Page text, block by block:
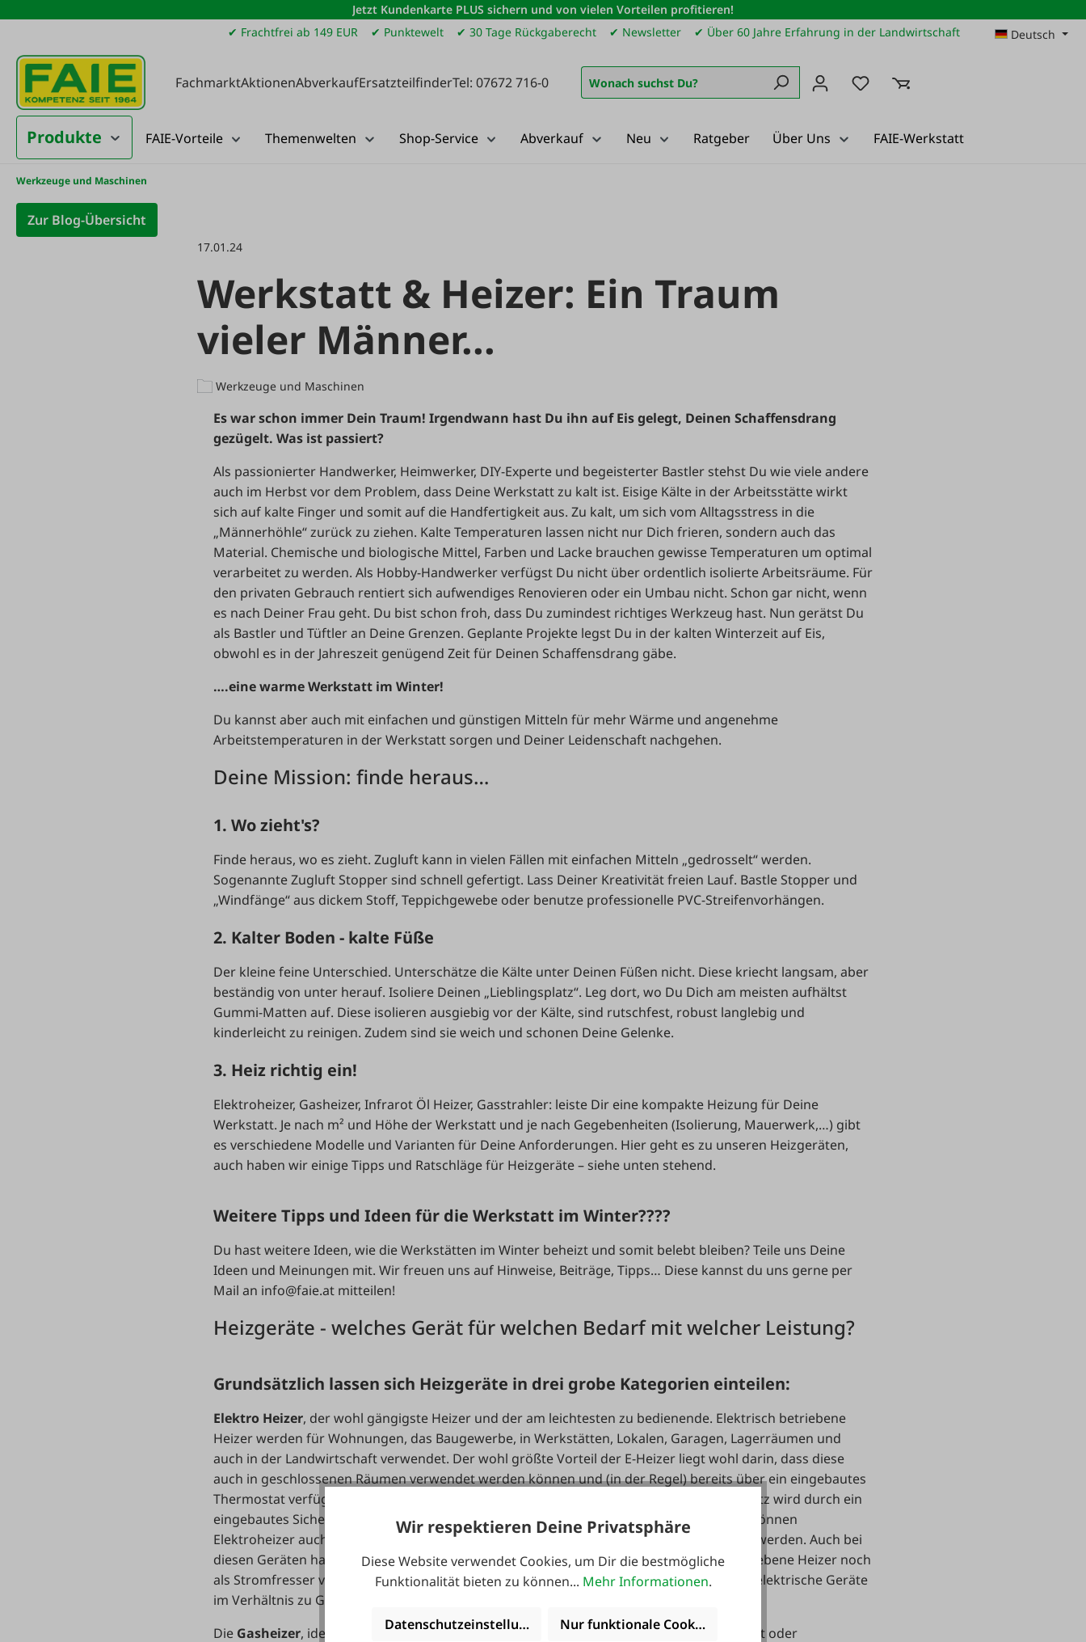
Hauptinhalt springen
Zur Suche springen
Zur Hauptnavigation springen
Jetzt Kundenkarte PLUS sichern und von vielen Vorteilen profitieren!
✔ Frachtfrei ab 149 EUR
✔ Punktewelt ✔ 30 Tage Rückgaberecht ✔ Newsletter ✔ Über 60 Jahre Erfahrung in der Landwirtschaft Deutsch
FachmarktAktionenAbverkaufErsatzteilfinderTel: 07672 716-0 Du hast 0 Produkte auf dem
Produkte FAIE-Vorteile Themenwelten Shop-Service Abverkauf Neu Ratgeber Über Uns FAIE-Werkstatt
Werkzeuge und Maschinen
Zur Blog-Übersicht
17.01.24
Werkstatt & Heizer: Ein Traum
vieler Männer...
Werkzeuge und Maschinen
Es war schon immer Dein Traum! Irgendwann hast Du ihn auf Eis gelegt, Deinen Schaffensdrang
gezügelt. Was ist passiert?
Als passionierter Handwerker, Heimwerker, DIY-Experte und begeisterter Bastler stehst Du wie viele andere
auch im Herbst vor dem Problem, dass Deine Werkstatt zu kalt ist. Eisige Kälte in der Arbeitsstätte wirkt
sich auf kalte Finger und somit auf die Handfertigkeit aus. Zu kalt, um sich vom Alltagsstress in die
„Männerhöhle“ zurück zu ziehen. Kalte Temperaturen lassen nicht nur Dich frieren, sondern auch das
Material. Chemische und biologische Mittel, Farben und Lacke brauchen gewisse Temperaturen um optimal
verarbeitet zu werden. Als Hobby-Handwerker verfügst Du nicht über ordentlich isolierte Arbeitsräume. Für
den privaten Gebrauch rentiert sich aufwendiges Renovieren oder ein Umbau nicht. Schon gar nicht, wenn
es nach Deiner Frau geht. Du bist schon froh, dass Du zumindest richtiges Werkzeug hast. Nun gerätst Du
als Bastler und Tüftler an Deine Grenzen. Geplante Projekte legst Du in der kalten Winterzeit auf Eis,
obwohl es in der Jahreszeit genügend Zeit für Deinen Schaffensdrang gäbe.
….eine warme Werkstatt im Winter!
Du kannst aber auch mit einfachen und günstigen Mitteln für mehr Wärme und angenehme
Arbeitstemperaturen in der Werkstatt sorgen und Deiner Leidenschaft nachgehen.
Deine Mission: finde heraus…
1. Wo zieht's?
Finde heraus, wo es zieht. Zugluft kann in vielen Fällen mit einfachen Mitteln „gedrosselt“ werden.
Sogenannte Zugluft Stopper sind schnell gefertigt. Lass Deiner Kreativität freien Lauf. Bastle Stopper und
„Windfänge“ aus dickem Stoff, Teppichgewebe oder benutze professionelle PVC-Streifenvorhängen.
2. Kalter Boden - kalte Füße
Der kleine feine Unterschied. Unterschätze die Kälte unter Deinen Füßen nicht. Diese kriecht langsam, aber
beständig von unter herauf. Isoliere Deinen „Lieblingsplatz“. Leg dort, wo Du Dich am meisten aufhältst
Gummi-Matten auf. Diese isolieren ausgiebig vor der Kälte, sind rutschfest, robust langlebig und
kinderleicht zu reinigen. Zudem sind sie weich und schonen Deine Gelenke.
3. Heiz richtig ein!
Elektroheizer, Gasheizer, Infrarot Öl Heizer, Gasstrahler: leiste Dir eine kompakte Heizung für Deine
Werkstatt. Je nach m² und Höhe der Werkstatt und je nach Gegebenheiten (Isolierung, Mauerwerk,…) gibt
es verschiedene Modelle und Varianten für Deine Anforderungen. Hier geht es zu unseren Heizgeräten,
auch haben wir einige Tipps und Ratschläge für Heizgeräte – siehe unten stehend.
Weitere Tipps und Ideen für die Werkstatt im Winter????
Du hast weitere Ideen, wie die Werkstätten im Winter beheizt und somit belebt bleiben? Teile uns Deine
Ideen und Meinungen mit. Wir freuen uns auf Hinweise, Beiträge, Tipps… Diese kannst du uns gerne per
Mail an info@faie.at mitteilen!
Heizgeräte - welches Gerät für welchen Bedarf mit welcher Leistung?
Grundsätzlich lassen sich Heizgeräte in drei grobe Kategorien einteilen:
Elektro Heizer, der wohl gängigste Heizer und der am leichtesten zu bedienende. Elektrisch betriebene
Heizer werden für Wohnungen, das Baugewerbe, in Werkstätten, Lokalen, Garagen, Lagerräumen und
auch in der Landwirtschaft verwendet. Der wohl größte Vorteil der E-Heizer liegt wohl darin, dass diese
auch in geschlossenen Räumen verwendet werden können und (in der Regel) bereits über ein eingebautes
Thermostat verfügen. Meist ist die Heizleistung in Stufen regelbar, der Überhitzungsschutz wird durch ein
eingebautes Sicherheitsthermostat gewährleistet. Durch die 230V Anschluss Spannung können
Elektroheizer auch so gut wie überall wo Steckdosen vorhanden sind „autark“ betrieben werden. Auch bei
diesen Geräten hat sich in den letzten Jahren einiges getan, waren früher elektrisch betriebene Heizer noch
als Stromfresser verschrien, so hat sich die Energieeffizienz erhöht – dennoch brauchen elektrische Geräte
im Verhältnis zu Gas und Öl mehr Eingangsleistung.
Die Gasheizer, ideal für die Bautrocknung, gut belüftete Werkhallen, Zelte, Landwirtschaft oder
Wir respektieren Deine Privatsphäre
Diese Website verwendet Cookies, um Dir die bestmögliche
Funktionalität bieten zu können... Mehr Informationen.
Datenschutzeinstellungen Nur funktionale Cookies akzeptieren